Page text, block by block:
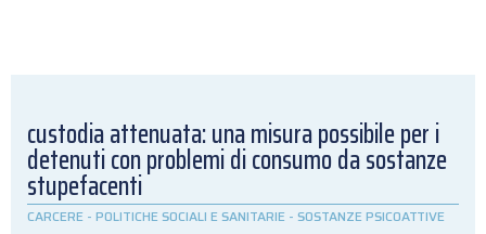
custodia attenuata: una misura possibile per i
detenuti con problemi di consumo da sostanze
stupefacenti
CARCERE - POLITICHE SOCIALI E SANITARIE - SOSTANZE PSICOATTIVE